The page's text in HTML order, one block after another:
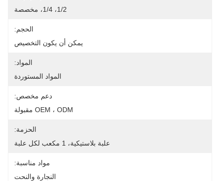
1/2، 1/4، مخصصة
الحجم:
يمكن أن يكون التخصيص
المواد:
المواد المستوردة
دعم مخصص:
OEM ، ODM مقبولة
الحزمة:
علبة بلاستيكية، 1 مكعب لكل علبة
مواد مناسبة:
النجارة والنحت